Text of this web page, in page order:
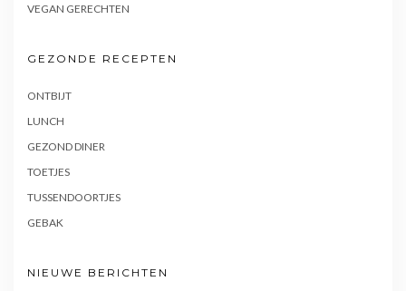
VEGAN GERECHTEN
GEZONDE RECEPTEN
ONTBIJT
LUNCH
GEZOND DINER
TOETJES
TUSSENDOORTJES
GEBAK
NIEUWE BERICHTEN